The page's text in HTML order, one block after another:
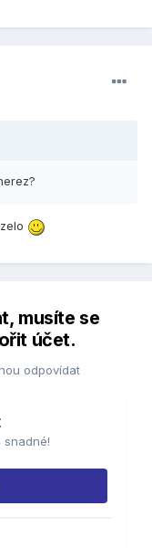
musíte se
účet.
odpovídat
snadné!